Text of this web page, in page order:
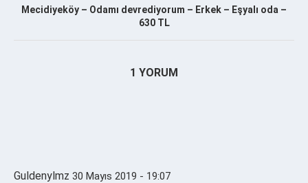
Mecidiyeköy – Odamı devrediyorum – Erkek – Eşyalı oda –
630 TL
1 YORUM
Guldenylmz 30 Mayıs 2019 - 19:07